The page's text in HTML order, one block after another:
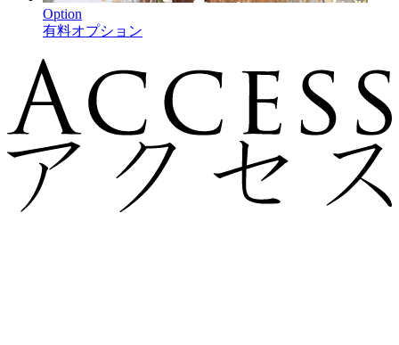
Option
有料オプション